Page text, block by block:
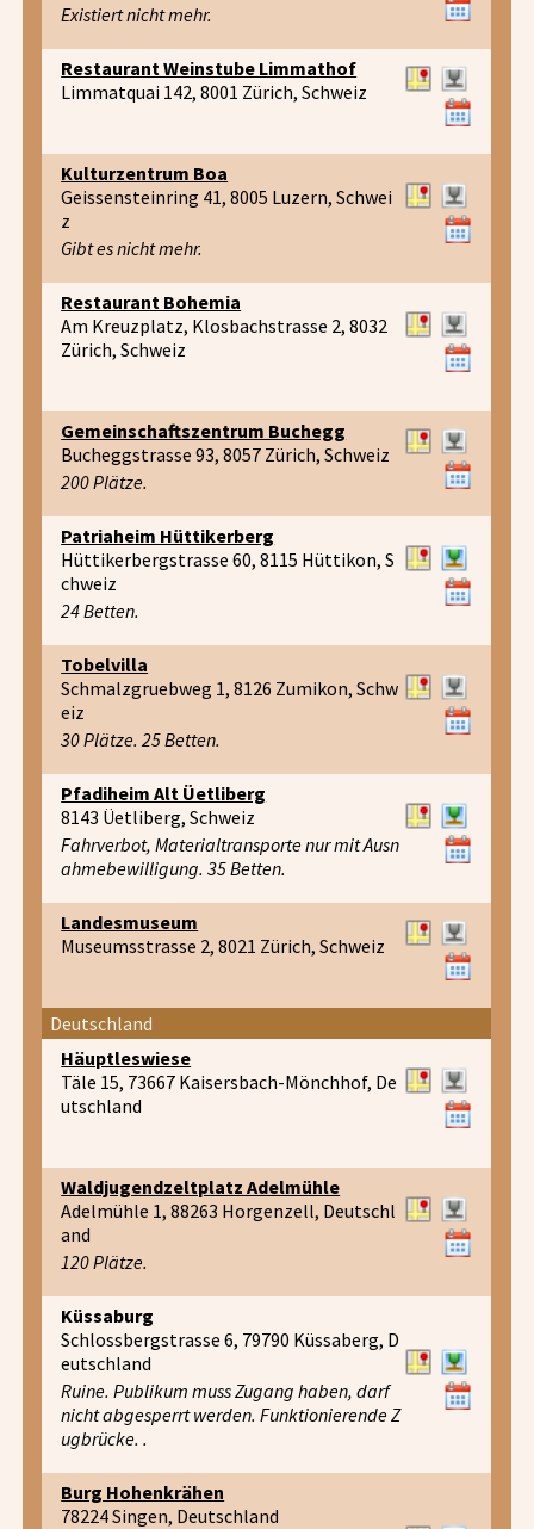
Existiert nicht mehr.
Restaurant Weinstube Limmathof
Limmatquai 142, 8001 Zürich, Schweiz
Kulturzentrum Boa
Geissensteinring 41, 8005 Luzern, Schwei
z
Gibt es nicht mehr.
Restaurant Bohemia
Am Kreuzplatz, Klosbachstrasse 2, 8032
Zürich, Schweiz
Gemeinschaftszentrum Buchegg
Bucheggstrasse 93, 8057 Zürich, Schweiz
200 Plätze.
Patriaheim Hüttikerberg
Hüttikerbergstrasse 60, 8115 Hüttikon, S
chweiz
24 Betten.
Tobelvilla
Schmalzgruebweg 1, 8126 Zumikon, Schw
eiz
30 Plätze. 25 Betten.
Pfadiheim Alt Üetliberg
8143 Üetliberg, Schweiz
Fahrverbot, Materialtransporte nur mit Ausn
ahmebewilligung. 35 Betten.
Landesmuseum
Museumsstrasse 2, 8021 Zürich, Schweiz
Deutschland
Häuptleswiese
Täle 15, 73667 Kaisersbach-Mönchhof, De
utschland
Waldjugendzeltplatz Adelmühle
Adelmühle 1, 88263 Horgenzell, Deutschl
and
120 Plätze.
Küssaburg
Schlossbergstrasse 6, 79790 Küssaberg, D
eutschland
Ruine. Publikum muss Zugang haben, darf
nicht abgesperrt werden. Funktionierende Z
ugbrücke. .
Burg Hohenkrähen
78224 Singen, Deutschland